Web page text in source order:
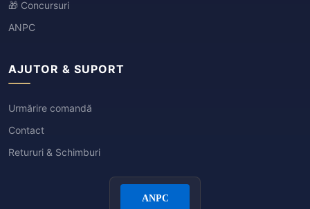
🎁 Concursuri
ANPC
AJUTOR & SUPORT
Urmărire comandă
Contact
Retururi & Schimburi